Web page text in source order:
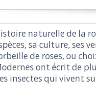
naturelle de la
sa culture, ses
de roses, ou
ont écrit de
insectes qui vivent